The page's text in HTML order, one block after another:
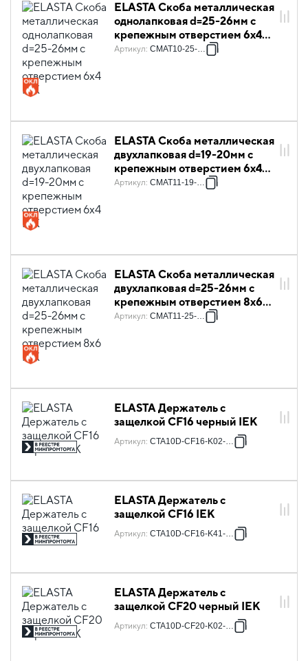
ELASTA Скоба металлическая
однолапковая d=25-26мм с
крепежным отверстием 6х4
IEK
Артикул: CMAT10-25-100
ELASTA Скоба металлическая
двухлапковая d=19-20мм с
крепежным отверстием 6х4
IEK
Артикул: CMAT11-19-100
ELASTA Скоба металлическая
двухлапковая d=25-26мм с
крепежным отверстием 8х6
IEK
Артикул: CMAT11-25-100
ELASTA Держатель с
защелкой CF16 черный IEK
Артикул: CTA10D-CF16-K02-100
ELASTA Держатель с
защелкой CF16 IEK
Артикул: CTA10D-CF16-K41-100
ELASTA Держатель с
защелкой CF20 черный IEK
Артикул: CTA10D-CF20-K02-100